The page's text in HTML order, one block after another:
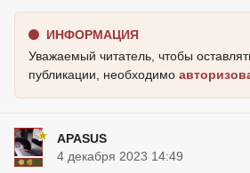
ИНФОРМАЦИЯ
Уважаемый читатель, чтобы
публикации, необходимо
APASUS
4 декабря 2023 14:49